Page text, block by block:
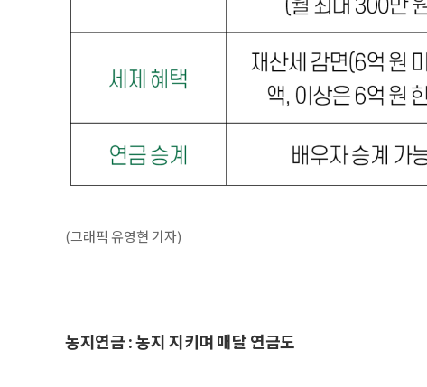
(그래픽 유영현 기자)
농지연금 : 농지 지키며 매달 연금도